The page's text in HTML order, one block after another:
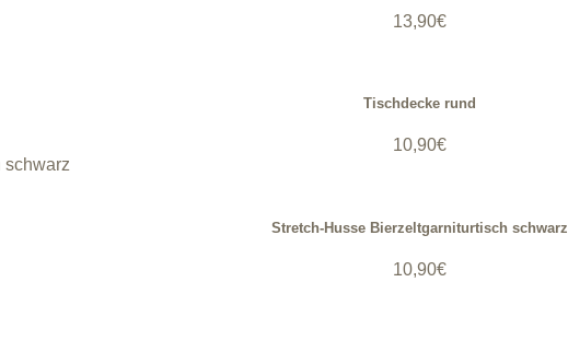
13,90€
Tischdecke rund
10,90€
Stretch-Husse Bierzeltgarniturtisch schwarz
10,90€